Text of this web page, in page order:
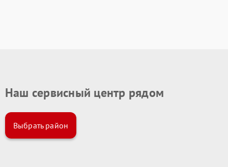
Наш сервисный центр рядом
Выбрать район